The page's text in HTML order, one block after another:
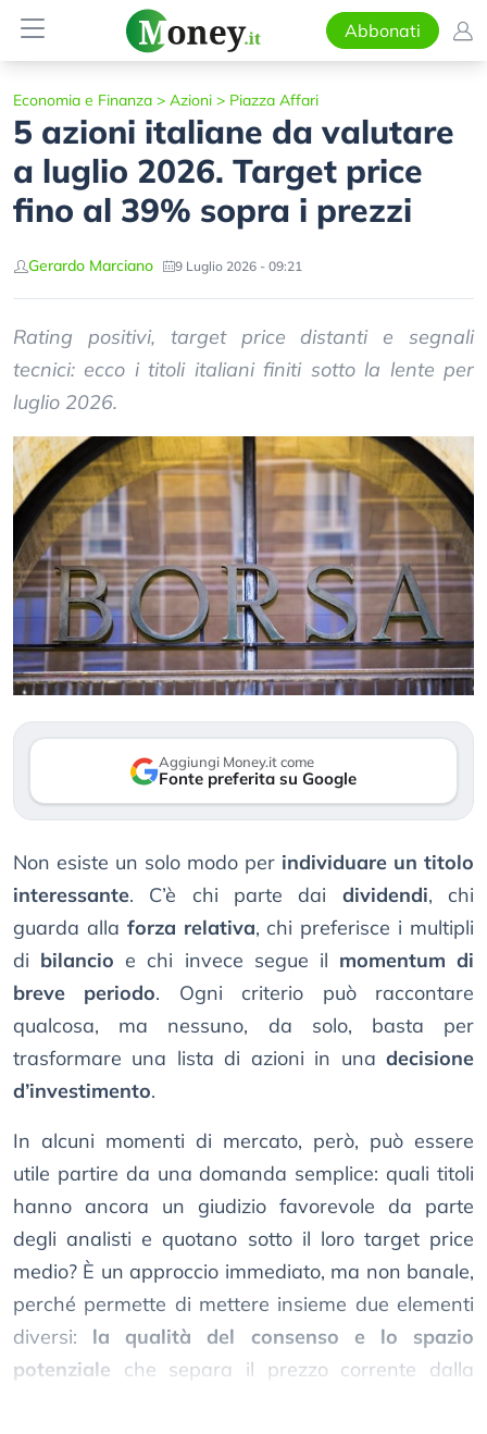
Abbonati
Economia e Finanza > Azioni > Piazza Affari
5 azioni italiane da valutare
a luglio 2026. Target price
fino al 39% sopra i prezzi
Gerardo Marciano 9 Luglio 2026 - 09:21
Rating positivi, target price distanti e segnali
tecnici: ecco i titoli italiani finiti sotto la lente per
luglio 2026.
Aggiungi Money.it come
Fonte preferita su Google
Non esiste un solo modo per individuare un titolo
interessante. C’è chi parte dai dividendi, chi
guarda alla forza relativa, chi preferisce i multipli
di bilancio e chi invece segue il momentum di
breve periodo. Ogni criterio può raccontare
qualcosa, ma nessuno, da solo, basta per
trasformare una lista di azioni in una decisione
d’investimento.
In alcuni momenti di mercato, però, può essere
utile partire da una domanda semplice: quali titoli
hanno ancora un giudizio favorevole da parte
degli analisti e quotano sotto il loro target price
medio? È un approccio immediato, ma non banale,
perché permette di mettere insieme due elementi
diversi: la qualità del consenso e lo spazio
potenziale che separa il prezzo corrente dalla